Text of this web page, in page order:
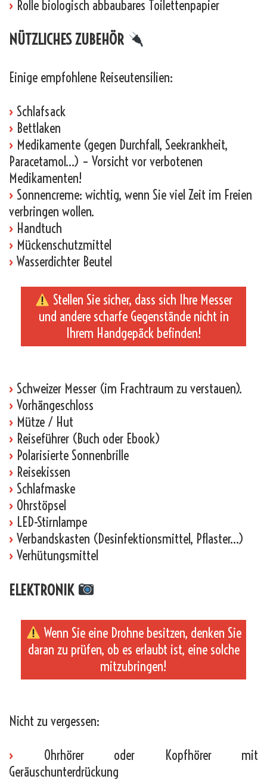
› Rolle biologisch abbaubares Toilettenpapier
NÜTZLICHES ZUBEHÖR
Einige empfohlene Reiseutensilien:
› Schlafsack
› Bettlaken
› Medikamente (gegen Durchfall, Seekrankheit,
Paracetamol…) – Vorsicht vor verbotenen
Medikamenten!
› Sonnencreme: wichtig, wenn Sie viel Zeit im Freien
verbringen wollen.
› Handtuch
› Mückenschutzmittel
› Wasserdichter Beutel
Stellen Sie sicher, dass sich Ihre Messer
und andere scharfe Gegenstände nicht in
Ihrem Handgepäck befinden!
› Schweizer Messer (im Frachtraum zu verstauen).
› Vorhängeschloss
› Mütze / Hut
› Reiseführer (Buch oder Ebook)
› Polarisierte Sonnenbrille
› Reisekissen
› Schlafmaske
› Ohrstöpsel
› LED-Stirnlampe
› Verbandskasten (Desinfektionsmittel, Pflaster…)
› Verhütungsmittel
ELEKTRONIK
Wenn Sie eine Drohne besitzen, denken Sie
daran zu prüfen, ob es erlaubt ist, eine solche
mitzubringen!
Nicht zu vergessen:
›
Ohrhörer oder Kopfhörer mit
Geräuschunterdrückung